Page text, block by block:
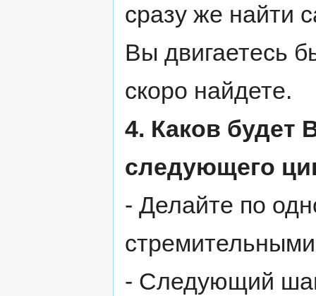
сразу же найти
Вы двигаетесь
скоро найдете.
4. Каков будет
следующего
- Делайте по
- Следующий